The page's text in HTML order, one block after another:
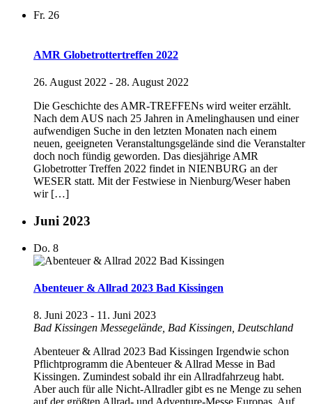
Fr. 26
AMR Globetrottertreffen 2022
26. August 2022 - 28. August 2022
Die Geschichte des AMR-TREFFENs wird weiter erzählt.
Nach dem AUS nach 25 Jahren in Amelinghausen und einer
aufwendigen Suche in den letzten Monaten nach einem
neuen, geeigneten Veranstaltungsgelände sind die Veranstalter
doch noch fündig geworden. Das diesjährige AMR
Globetrotter Treffen 2022 findet in NIENBURG an der
WESER statt. Mit der Festwiese in Nienburg/Weser haben
wir […]
Juni 2023
Do. 8
Abenteuer & Allrad 2023 Bad Kissingen
8. Juni 2023 - 11. Juni 2023
Bad Kissingen Messegelände, Bad Kissingen, Deutschland
Abenteuer & Allrad 2023 Bad Kissingen Irgendwie schon
Pflichtprogramm die Abenteuer & Allrad Messe in Bad
Kissingen. Zumindest sobald ihr ein Allradfahrzeug habt.
Aber auch für alle Nicht-Allradler gibt es ne Menge zu sehen